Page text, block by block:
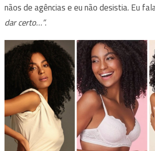
nãos de agências e eu não desistia. Eu
dar certo…”.